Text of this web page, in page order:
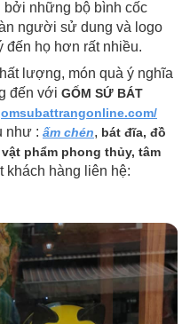
bởi những bộ bình cốc
người sử dung và logo
đến họ hơn rất nhiều.
lượng, món quà ý nghĩa
đến với GỐM SỨ BÁT
như : ấm chén, bát đĩa, đồ
phẩm phong thủy, tâm
khách hàng liên hệ: